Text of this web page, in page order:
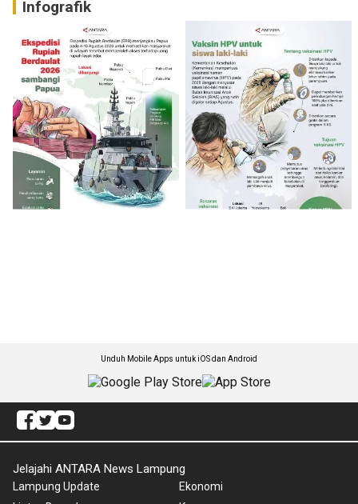
Infografik
Unduh Mobile Apps untuk iOS dan Android
Jelajahi ANTARA News Lampung
Lampung Update
Ekonomi